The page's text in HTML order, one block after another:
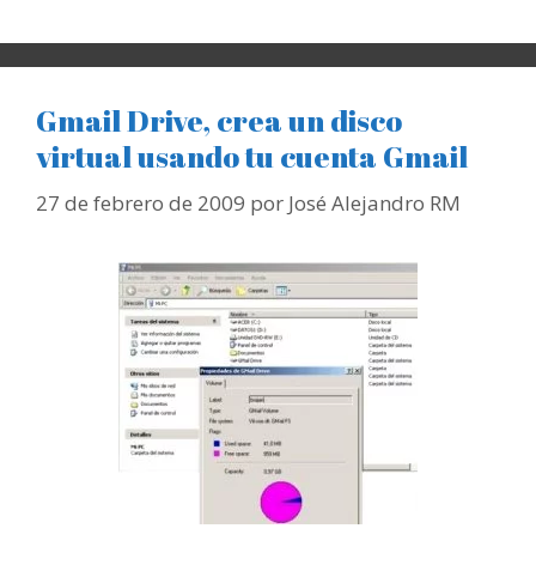
Gmail Drive, crea un disco
virtual usando tu cuenta Gmail
27 de febrero de 2009 por José Alejandro RM